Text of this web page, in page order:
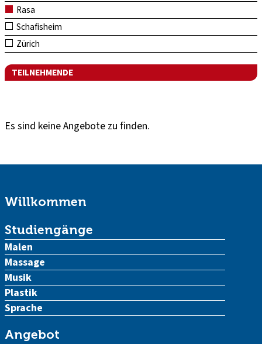
Rasa
Schafisheim
Zürich
TEILNEHMENDE
Es sind keine Angebote zu finden.
Willkommen
Studiengänge
Malen
Massage
Musik
Plastik
Sprache
Angebot